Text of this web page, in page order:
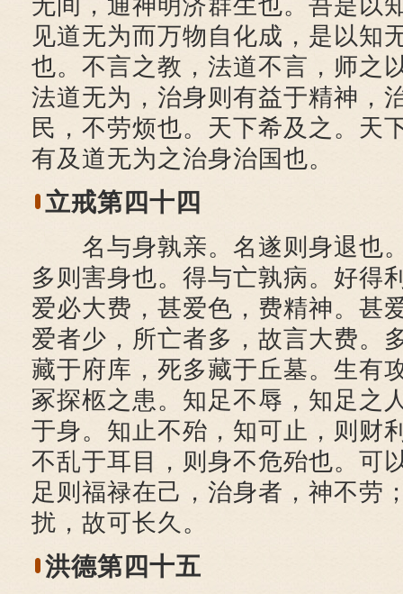
无间，通神明济群生也。吾是以
见道无为而万物自化成，是以知
也。不言之教，法道不言，师之
法道无为，治身则有益于精神，
民，不劳烦也。天下希及之。天
有及道无为之治身治国也。
立戒第四十四
名与身孰亲。名遂则身退也
多则害身也。得与亡孰病。好得
爱必大费，甚爱色，费精神。甚
爱者少，所亡者多，故言大费。
藏于府库，死多藏于丘墓。生有
冢探柩之患。知足不辱，知足之
于身。知止不殆，知可止，则财
不乱于耳目，则身不危殆也。可
足则福禄在己，治身者，神不劳
扰，故可长久。
洪德第四十五